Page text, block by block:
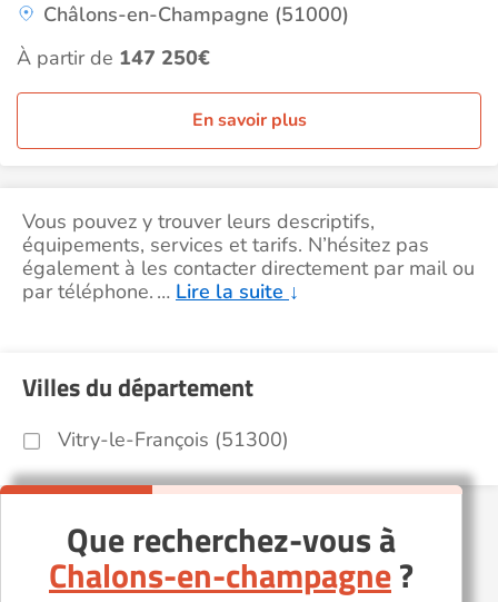
Châlons-en-Champagne (51000)
À partir de 147 250€
En savoir plus
Vous pouvez y trouver leurs descriptifs,
équipements, services et tarifs. N’hésitez pas
également à les contacter directement par mail ou
par téléphone. … Lire la suite ↓
Villes du département
Vitry-le-François (51300)
Que recherchez-vous à
Chalons-en-champagne?